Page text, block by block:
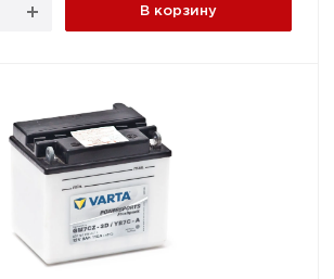
В корзину